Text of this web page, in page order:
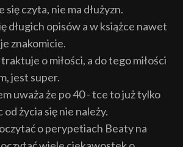
czyta, nie ma dłużyzn.
długich opisów a w książce nawet
znakomicie.
o miłości, a do tego miłości
jest super.
uważa że po 40 - tce to już tylko
życia się nie należy.
o perypetiach Beaty na